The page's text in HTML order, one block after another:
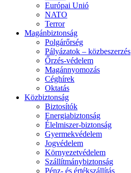
Európai Unió
NATO
Terror
Magánbiztonság
Polgárőrség
Pályázatok – közbeszerzés
Őrzés-védelem
Magánnyomozás
Céghírek
Oktatás
Közbiztonság
Biztosítók
Energiabiztonság
Élelmiszer-biztonság
Gyermekvédelem
Jogvédelem
Környezetvédelem
Szállítmánybiztonság
Pénz- és értékszállítás